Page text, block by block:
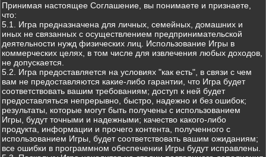
Принимая настоящее Соглашение, вы понимаете и признаете,
что:
5.1. Игра предназначена для личных, семейных, домашних и
иных не связанных с осуществлением предпринимательской
деятельности нужд физических лиц. Использование Игры в
коммерческих целях, в том числе для извлечения любых доходов,
не допускается.
5.2. Игра предоставляется на условиях "как есть", в связи с чем
вам не предоставляются какие-либо гарантии, что Игра будет
соответствовать вашим требованиям; доступ к ней будет
предоставляться непрерывно, быстро, надежно и без ошибок;
результаты, которые могут быть получены с использованием
Игры, будут точными и надежными; качество какого-либо
продукта, информации и прочего контента, полученного с
использованием Игры, будет соответствовать вашим ожиданиям;
все ошибки в программном обеспечении Игры будут исправлены.